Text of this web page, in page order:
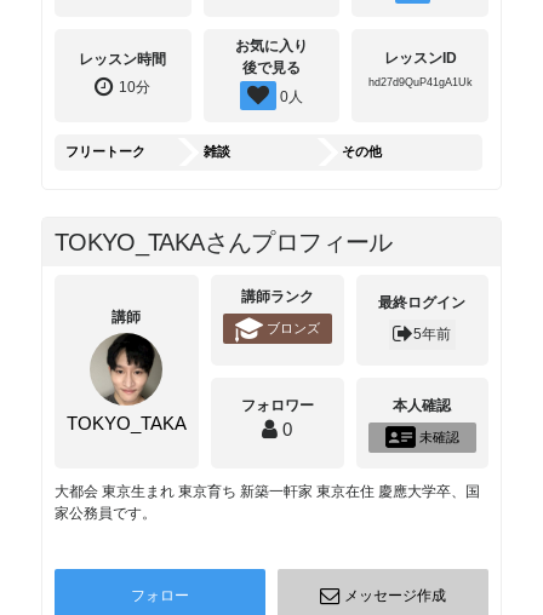
レッスン時間
10分
お気に入り
後で見る
0人
レッスンID
hd27d9QuP41gA1Uk
フリートーク 雑談 その他
TOKYO_TAKAさんプロフィール
講師
TOKYO_TAKA
講師ランク
ブロンズ
最終ログイン
5年前
フォロワー
0
本人確認
未確認
大都会 東京生まれ 東京育ち 新築一軒家 東京在住 慶應大学卒、国
家公務員です。
フォロー メッセージ作成